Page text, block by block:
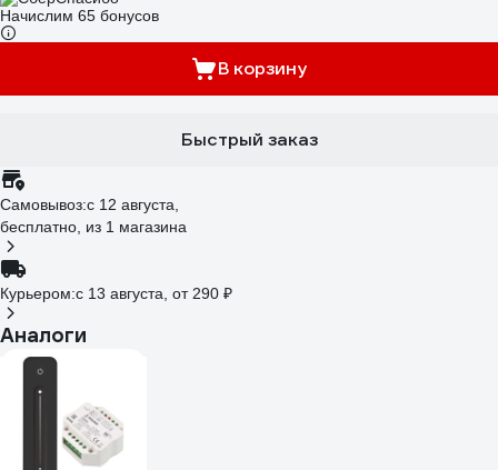
Начислим 65 бонусов
В корзину
Быстрый заказ
Самовывоз:c 12 августа,
бесплатно , из 1 магазина
Курьером:c 13 августа, от 290 ₽
Аналоги